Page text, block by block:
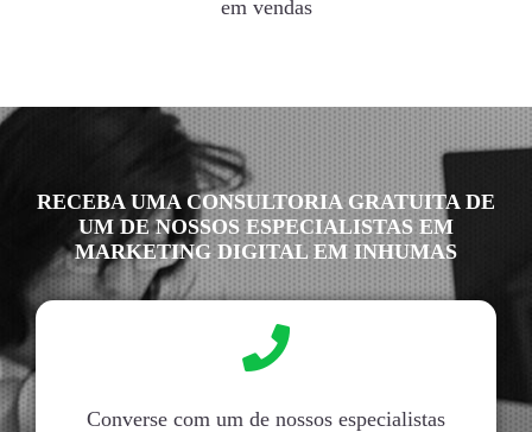
em vendas
RECEBA UMA CONSULTORIA GRATUITA DE
UM DE NOSSOS ESPECIALISTAS EM
MARKETING DIGITAL EM INHUMAS
Converse com um de nossos especialistas